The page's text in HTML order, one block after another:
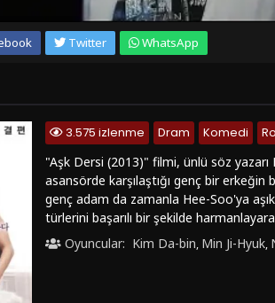
Twitter WhatsApp
3.575 izlenme Dram Komedi
"Aşk Dersi (2013)" filmi, ünlü söz yazarı
asansörde karşılaştığı genç bir erkeğin
genç adam da zamanla Hee-Soo'ya
türlerini başarılı bir şekilde
Oh Cho-hee gibi yetenekli oyuncuların
etkileyebileceğini derinlemesine
Oyuncular: Kim Da-bin, Min Ji-Hyuk,